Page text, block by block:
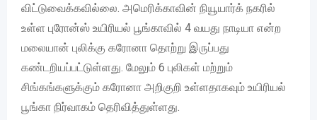
விட்டுவைக்கவில்லை. அமெரிக்காவின் நியூயார்க் நகரில்
உள்ள புரோன்ஸ் உயிரியல் பூங்காவில் 4 வயது நாடியா என்ற
மலையான் புலிக்கு கரோனா தொற்று இருப்பது
கண்டறியப்பட்டுள்ளது. மேலும் 6 புலிகள் மற்றும்
சிங்கங்களுக்கும் கரோனா அறிகுறி உள்ளதாகவும் உயிரியல்
பூங்கா நிர்வாகம் தெரிவித்துள்ளது.